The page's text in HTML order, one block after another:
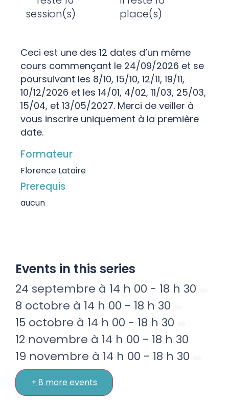
session(s)
place(s)
Ceci est une des 12 dates d’un même
cours commençant le 24/09/2026 et se
poursuivant les 8/10, 15/10, 12/11, 19/11,
10/12/2026 et les 14/01, 4/02, 11/03, 25/03,
15/04, et 13/05/2027. Merci de veiller à
vous inscrire uniquement à la première
date.
Formateur
Florence Lataire
Prerequis
aucun
Events in this series
24 septembre à 14 h 00 - 18 h 30
8 octobre à 14 h 00 - 18 h 30
15 octobre à 14 h 00 - 18 h 30
12 novembre à 14 h 00 - 18 h 30
19 novembre à 14 h 00 - 18 h 30
+ 8 more events